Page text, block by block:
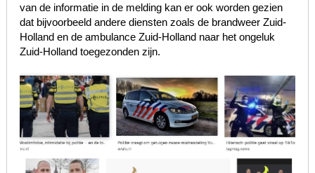
van de informatie in de melding kan er ook worden gezien
dat bijvoorbeeld andere diensten zoals de brandweer Zuid-
Holland en de ambulance Zuid-Holland naar het ongeluk
Zuid-Holland toegezonden zijn.